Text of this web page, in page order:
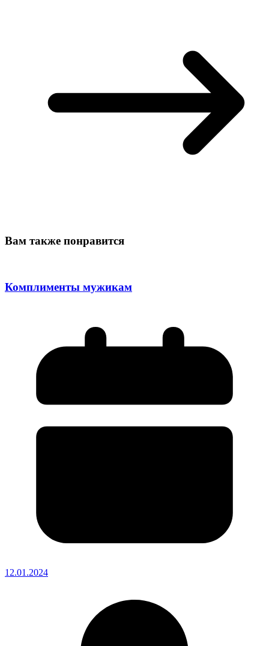
Вам также понравится
Комплименты мужикам
12.01.2024